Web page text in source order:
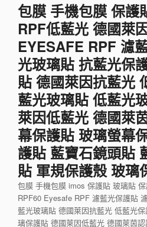
包膜 手機包膜 保護
RPF低藍光 德國萊
EYESAFE RPF 濾
光玻璃貼 抗藍光保
貼 德國萊因抗藍光
藍光玻璃貼 低藍光
萊因低藍光 德國萊
幕保護貼 玻璃螢幕
護貼 藍寶石鏡頭貼
貼 軍規保護殼 玻璃
包膜 手機包膜 imos 保護貼 玻璃貼
RPF60 Eyesafe RPF 濾藍光保護貼
藍光玻璃貼 德國萊因抗藍光 低藍光
璃保護貼 德國萊因低藍光 德國萊茵